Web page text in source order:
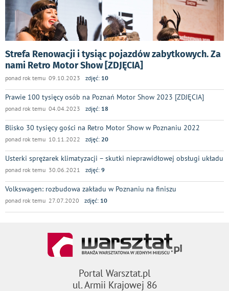
Strefa Renowacji i tysiąc pojazdów zabytkowych. Za
nami Retro Motor Show [ZDJĘCIA]
ponad rok temu 09.10.2023 zdjęć: 10
Prawie 100 tysięcy osób na Poznań Motor Show 2023 [ZDJĘCIA]
ponad rok temu 04.04.2023 zdjęć: 18
Blisko 30 tysięcy gości na Retro Motor Show w Poznaniu 2022
ponad rok temu 10.11.2022 zdjęć: 20
Usterki sprężarek klimatyzacji – skutki nieprawidłowej obsługi układu
ponad rok temu 30.06.2021 zdjęć: 9
Volkswagen: rozbudowa zakładu w Poznaniu na finiszu
ponad rok temu 27.07.2020 zdjęć: 10
Portal Warsztat.pl
ul. Armii Krajowej 86